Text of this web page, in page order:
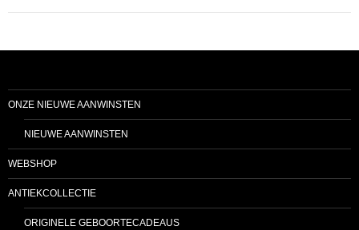
ONZE NIEUWE AANWINSTEN
NIEUWE AANWINSTEN
WEBSHOP
ANTIEKCOLLECTIE
ORIGINELE GEBOORTECADEAUS